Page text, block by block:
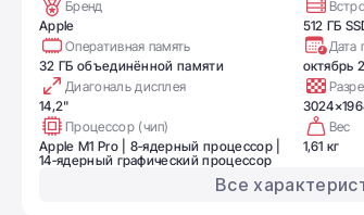
Бренд
Apple
512 ГБ
Оперативная память
32 ГБ объединённой памяти
Дата
октябрь
Диагональ дисплея
14,2"
Процессор (чип)
Apple M1 Pro | 8‑ядерный процессор |
14‑ядерный графический процессор
Вес
1,61 кг
Все